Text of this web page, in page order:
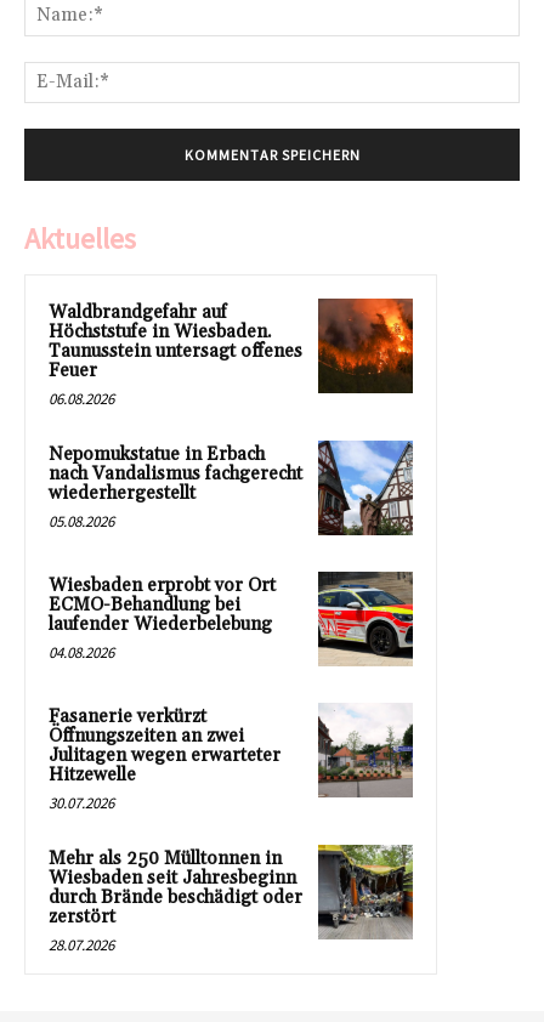
Aktuelles
Waldbrandgefahr auf
Höchststufe in Wiesbaden.
Taunusstein untersagt offenes
Feuer
06.08.2026
Nepomukstatue in Erbach
nach Vandalismus fachgerecht
wiederhergestellt
05.08.2026
Wiesbaden erprobt vor Ort
ECMO-Behandlung bei
laufender Wiederbelebung
04.08.2026
Fasanerie verkürzt
Öffnungszeiten an zwei
Julitagen wegen erwarteter
Hitzewelle
30.07.2026
Mehr als 250 Mülltonnen in
Wiesbaden seit Jahresbeginn
durch Brände beschädigt oder
zerstört
28.07.2026